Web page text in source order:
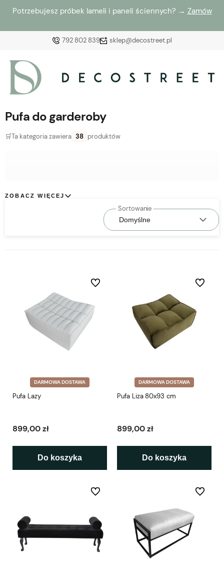
Potrzebujesz próbek lameli i paneli ściennych? → Zamów
792 802 839 sklep@decostreet.pl
Pufa do garderoby
🛒Ta kategoria zawiera 38 produktów
ZOBACZ WIĘCEJ
DARMOWA DOSTAWA
Pufa Lazy
899,00 zł
Do koszyka
Do ulubionych
DARMOWA DOSTAWA
Pufa Liza 80x93 cm
899,00 zł
Do koszyka
Do
Do ulubionych Do